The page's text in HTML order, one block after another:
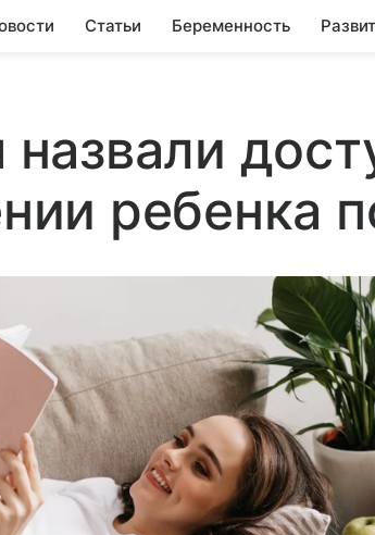
Статьи Беременность
ребенка